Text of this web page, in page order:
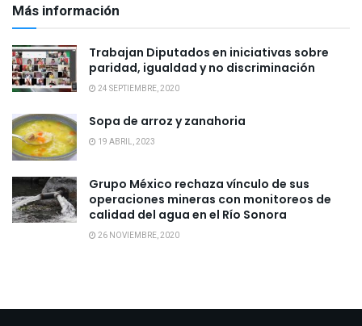
Más información
Trabajan Diputados en iniciativas sobre
paridad, igualdad y no discriminación
24 SEPTIEMBRE, 2020
Sopa de arroz y zanahoria
19 ABRIL, 2023
Grupo México rechaza vínculo de sus
operaciones mineras con monitoreos de
calidad del agua en el Río Sonora
26 NOVIEMBRE, 2020